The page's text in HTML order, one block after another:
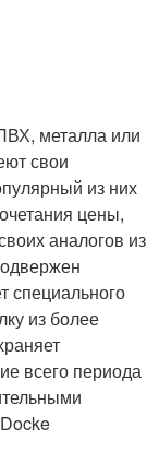
металла или
свои
из них
цены,
аналогов из
специального
из более
всего периода